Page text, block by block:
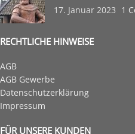
17. Januar 2023 1
RECHTLICHE HINWEISE
AGB
AGB Gewerbe
Datenschutzerklärung
Impressum
FÜR UNSERE KUNDEN